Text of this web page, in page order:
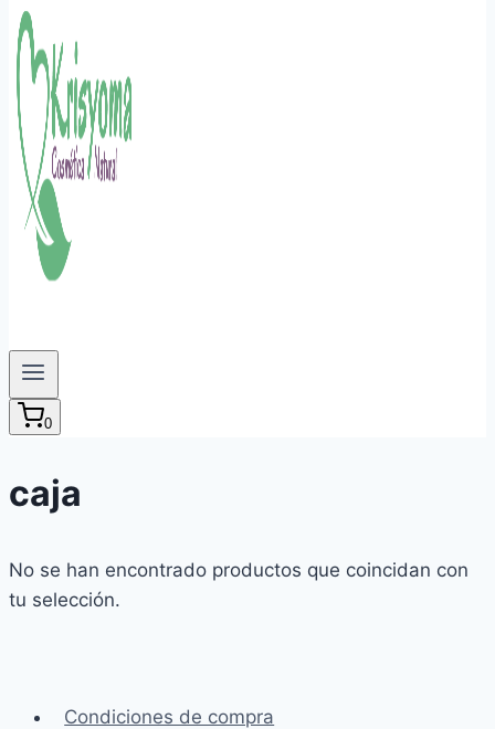
0
caja
No se han encontrado productos que coincidan con
tu selección.
Condiciones de compra